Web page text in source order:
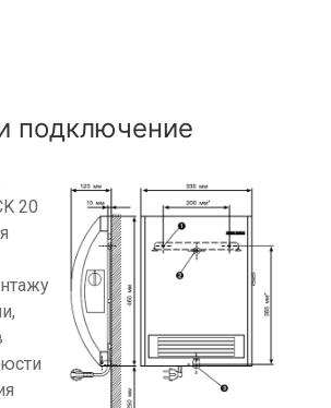
подключение
20